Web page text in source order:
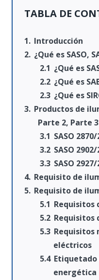
TABLA DE
Introducción
¿Qué es SASO,
¿Qué es
¿Qué es
¿Qué es
Productos de
Parte 2, Parte 3
SASO
SASO
SASO
Requisito de
Requisito de
Requisitos
Requisitos
Requisitos
eléctricos
energética